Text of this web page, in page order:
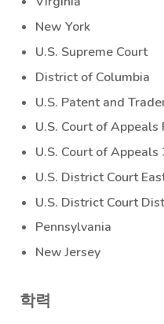
New York
U.S. Supreme Court
District of Columbia
U.S. Patent and
U.S. Court of
U.S. Court of
U.S. District Court
U.S. District Court
Pennsylvania
New Jersey
학력